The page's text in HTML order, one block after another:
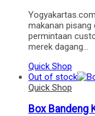
makanan
permintaan
merek dagang…
Quick Shop
Out of stock
Quick Shop
Box Bandeng